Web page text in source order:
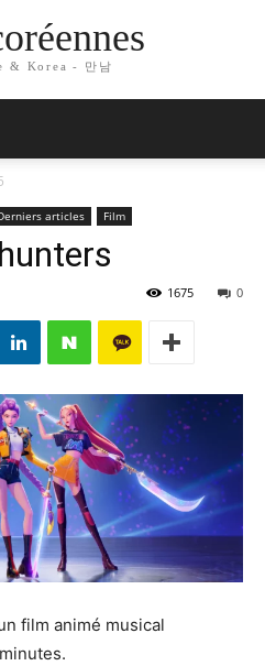
& Korea - 만남
articles Film
0
1675
film animé musical